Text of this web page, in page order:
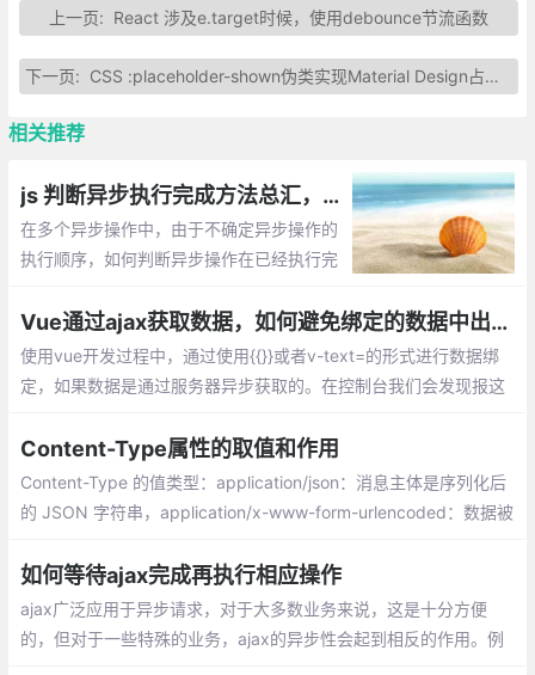
上一页: React 涉及e.target时候，使用debounce节流函数
下一页: CSS :placeholder-shown伪类实现Material Design占位符交互效果
相关推荐
js 判断异步执行完成方法总汇，比如多个ajax执行完毕后执行其他方法
在多个异步操作中，由于不确定异步操作的
执行顺序，如何判断异步操作在已经执行完
方法可以实现？
Vue通过ajax获取数据，如何避免绑定的数据中出现 property of undefined错误
使用vue开发过程中，通过使用{{}}或者v-text=的形式进行数据绑
定，如果数据是通过服务器异步获取的。在控制台我们会发现报这
null。通过v-if或者空对象来解决
Content-Type属性的取值和作用
Content-Type 的值类型：application/json：消息主体是序列化后
的 JSON 字符串，application/x-www-form-urlencoded：数据被
如何等待ajax完成再执行相应操作
ajax广泛应用于异步请求，对于大多数业务来说，这是十分方便
的，但对于一些特殊的业务，ajax的异步性会起到相反的作用。例